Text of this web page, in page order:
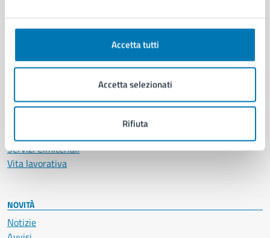
Accetta tutti
Accetta selezionati
Rifiuta
Anagrafe e stato civile
Cultura e tempo libero
Educazione e formazione
Giustizia e sicurezza pubblica
Servizi Cimiteriali
Vita lavorativa
NOVITÀ
Notizie